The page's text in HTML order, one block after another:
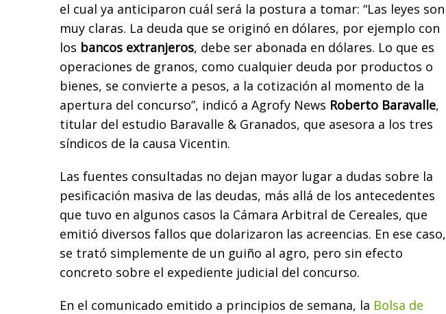
el cual ya anticiparon cuál será la postura a tomar: “Las leyes son
muy claras. La deuda que se originó en dólares, por ejemplo con
los bancos extranjeros, debe ser abonada en dólares. Lo que es
operaciones de granos, como cualquier deuda por productos o
bienes, se convierte a pesos, a la cotización al momento de la
apertura del concurso”, indicó a Agrofy News Roberto Baravalle,
titular del estudio Baravalle & Granados, que asesora a los tres
síndicos de la causa Vicentin.
Las fuentes consultadas no dejan mayor lugar a dudas sobre la
pesificación masiva de las deudas, más allá de los antecedentes
que tuvo en algunos casos la Cámara Arbitral de Cereales, que
emitió diversos fallos que dolarizaron las acreencias. En ese caso,
se trató simplemente de un guiño al agro, pero sin efecto
concreto sobre el expediente judicial del concurso.
En el comunicado emitido a principios de semana, la Bolsa de